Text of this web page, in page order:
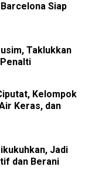
Siap
Taklukkan
Kelompok
Keras, dan
Jadi
dan Berani